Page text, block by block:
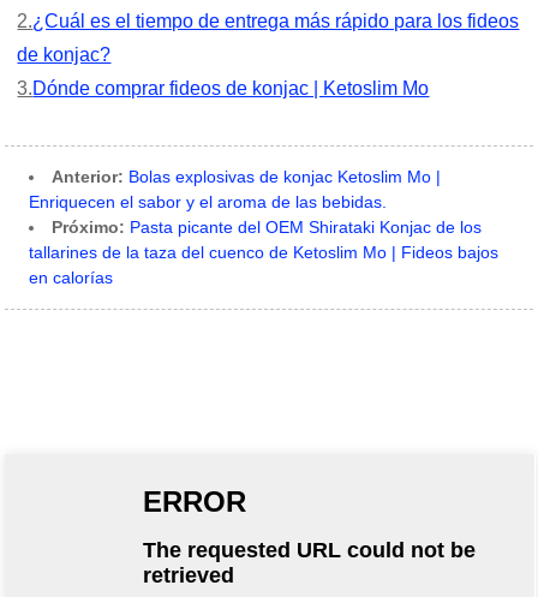
2.¿Cuál es el tiempo de entrega más rápido para los fideos
de konjac?
3.Dónde comprar fideos de konjac | Ketoslim Mo
Anterior: Bolas explosivas de konjac Ketoslim Mo |
Enriquecen el sabor y el aroma de las bebidas.
Próximo: Pasta picante del OEM Shirataki Konjac de los
tallarines de la taza del cuenco de Ketoslim Mo | Fideos bajos
en calorías